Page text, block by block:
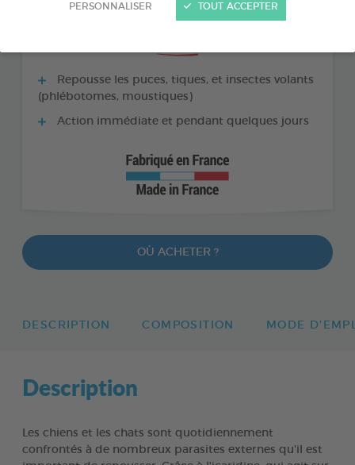
PERSONNALISER TOUT ACCEPTER
Repousse les puces, tiques, et insectes volants
(phlébotomes, moustiques)
Action immédiate et pendant quelques jours
OÙ ACHETER ?
DESCRIPTION COMPOSITION MODE
Description
Les chiens et les chats sont quotidiennement
confrontés à de nombreux parasites externes qu'il est